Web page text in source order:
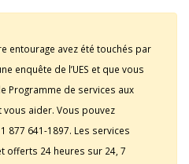
entourage avez été touchés par
enquête de l’UES et que vous
Programme de services aux
aider. Vous pouvez
877 641-1897. Les services
offerts 24 heures sur 24, 7